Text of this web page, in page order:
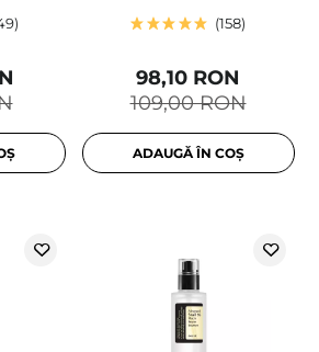
158
109,00 RON
98,10 RON
ADAUGĂ ÎN COȘ